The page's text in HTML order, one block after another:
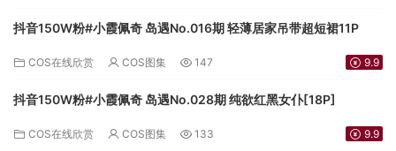
抖音150W粉#小霞佩奇 岛遇No.016期 轻薄居家吊带超短裙11P
COS在线欣赏 COS图集 147 9.9
抖音150W粉#小霞佩奇 岛遇No.028期 纯欲红黑女仆[18P]
COS在线欣赏 COS图集 133 9.9